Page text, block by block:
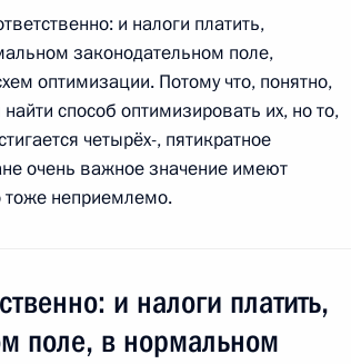
сетевые ресурсы
Президента России
MAX
ВКонтакте
Rutube
Telegram-канал
техническая
информация
О портале
Об использовании
и налоги платить,
законодательном поле,
оптимизации. Потому что, понятно,
способ оптимизировать их, но то,
четырёх-, пятикратное
очень важное значение имеют
тоже неприемлемо.
и налоги платить,
поле, в нормальном